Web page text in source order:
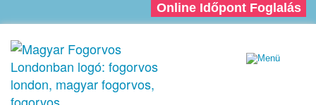
Online Időpont Foglalás